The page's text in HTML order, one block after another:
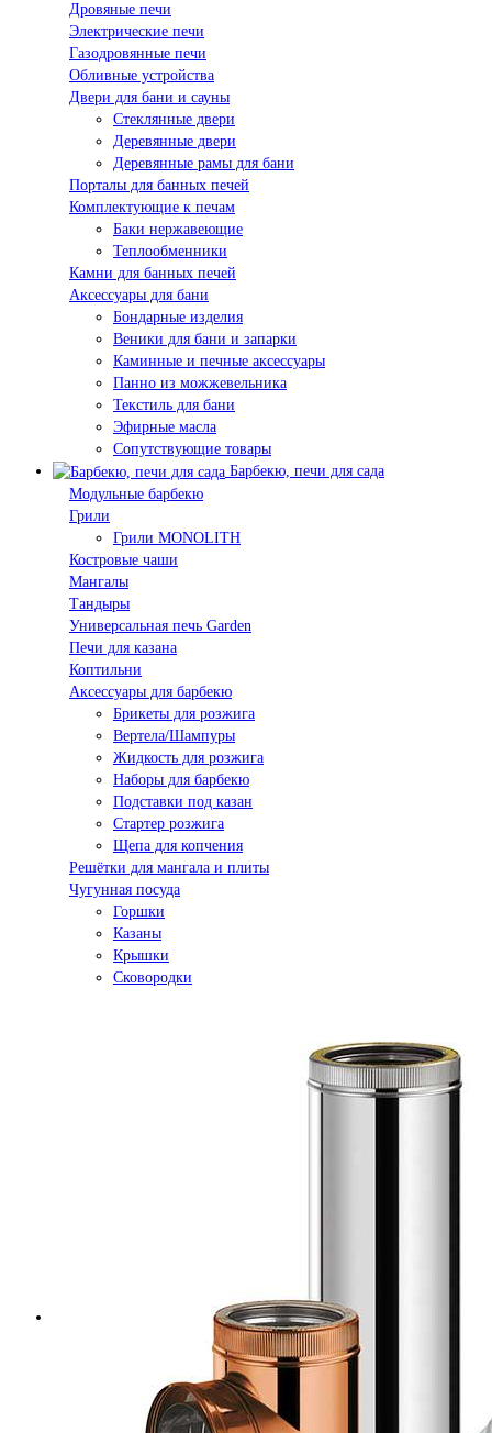
Дровяные печи
Электрические печи
Газодровянные печи
Обливные устройства
Двери для бани и сауны
Стеклянные двери
Деревянные двери
Деревянные рамы для бани
Порталы для банных печей
Комплектующие к печам
Баки нержавеющие
Теплообменники
Камни для банных печей
Аксессуары для бани
Бондарные изделия
Веники для бани и запарки
Каминные и печные аксессуары
Панно из можжевельника
Текстиль для бани
Эфирные масла
Сопутствующие товары
Барбекю, печи для сада
Модульные барбекю
Грили
Грили MONOLITH
Костровые чаши
Мангалы
Тандыры
Универсальная печь Garden
Печи для казана
Коптильни
Аксессуары для барбекю
Брикеты для розжига
Вертела/Шампуры
Жидкость для розжига
Наборы для барбекю
Подставки под казан
Стартер розжига
Щепа для копчения
Решётки для мангала и плиты
Чугунная посуда
Горшки
Казаны
Крышки
Сковородки